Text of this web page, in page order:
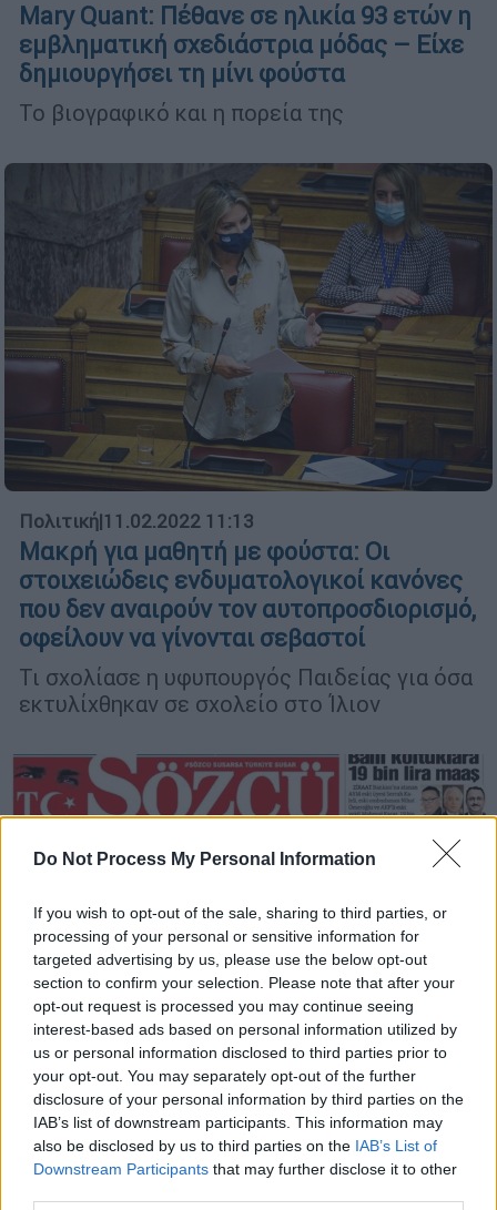
Do Not Process My Personal Information
If you wish to opt-out of the sale, sharing to third parties, or
processing of your personal or sensitive information for
targeted advertising by us, please use the below opt-out
section to confirm your selection. Please note that after your
opt-out request is processed you may continue seeing
interest-based ads based on personal information utilized by
us or personal information disclosed to third parties prior to
your opt-out. You may separately opt-out of the further
disclosure of your personal information by third parties on the
IAB’s list of downstream participants. This information may
also be disclosed by us to third parties on the IAB’s List of
Downstream Participants that may further disclose it to other
Mary Quant: Πέθανε σε ηλικία 93 ετών η
εμβληματική σχεδιάστρια μόδας – Είχε
δημιουργήσει τη μίνι φούστα
Το βιογραφικό και η πορεία της
Πολιτική|11.02.2022 11:13
Μακρή για μαθητή με φούστα: Οι
στοιχειώδεις ενδυματολογικοί κανόνες
που δεν αναιρούν τον αυτοπροσδιορισμό,
οφείλουν να γίνονται σεβαστοί
Τι σχολίασε η υφυπουργός Παιδείας για όσα
εκτυλίχθηκαν σε σχολείο στο Ίλιον